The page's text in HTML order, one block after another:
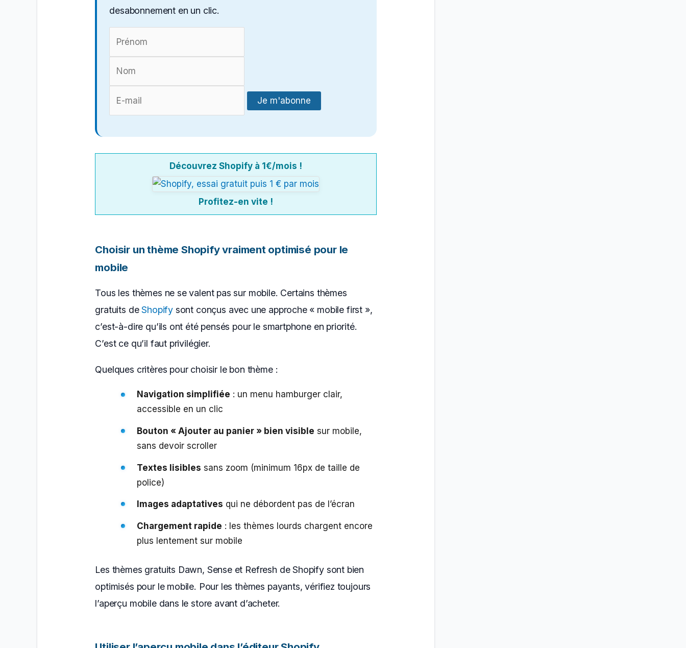
desabonnement en un clic.
Découvrez Shopify à 1€/mois !
Profitez-en vite !
Choisir un thème Shopify vraiment optimisé pour le
mobile
Tous les thèmes ne se valent pas sur mobile. Certains thèmes
gratuits deShopify sont conçus avec une approche « mobile first »,
c’est-à-dire qu’ils ont été pensés pour le smartphone en priorité.
C’est ce qu’il faut privilégier.
Quelques critères pour choisir le bon thème :
Navigation simplifiée : un menu hamburger clair,
accessible en un clic
Bouton « Ajouter au panier » bien visible sur mobile,
sans devoir scroller
Textes lisibles sans zoom (minimum 16px de taille de
police)
Images adaptatives qui ne débordent pas de l’écran
Chargement rapide : les thèmes lourds chargent encore
plus lentement sur mobile
Les thèmes gratuits Dawn, Sense et Refresh de Shopify sont bien
optimisés pour le mobile. Pour les thèmes payants, vérifiez toujours
l’aperçu mobile dans le store avant d’acheter.